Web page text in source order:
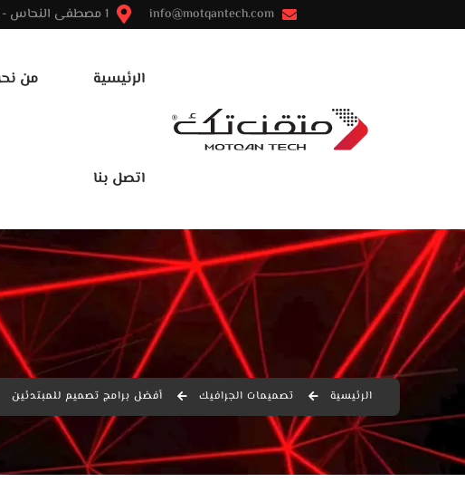
info@motqantech.com
الرئيسية من
اتصل بنا
الرئيسية تصميمات الجرافيك أفضل برامج تصميم للمبتدئين